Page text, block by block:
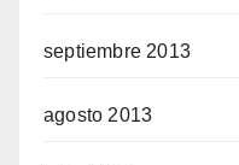
septiembre 2013
agosto 2013